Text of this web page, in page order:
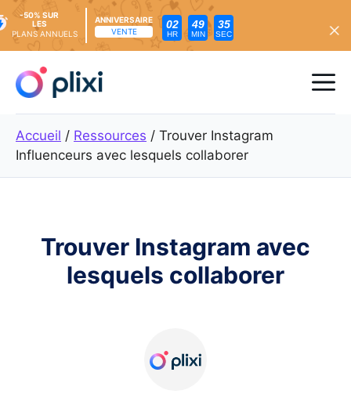
content
-50% SUR
LES
PLANS ANNUELS
ANNIVERSAIRE
VENTE
02
HR
49
MIN
34
SEC
Accueil / Ressources / Trouver Instagram
Influenceurs avec lesquels collaborer
Trouver Instagram avec
lesquels collaborer